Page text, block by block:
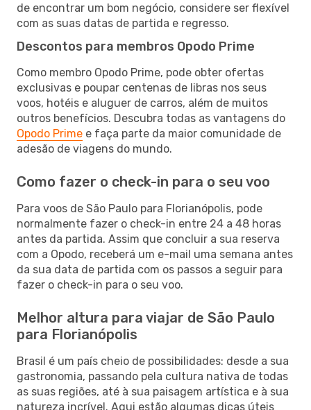
de encontrar um bom negócio, considere ser flexível
com as suas datas de partida e regresso.
Descontos para membros Opodo Prime
Como membro Opodo Prime, pode obter ofertas
exclusivas e poupar centenas de libras nos seus
voos, hotéis e aluguer de carros, além de muitos
outros benefícios. Descubra todas as vantagens do
Opodo Prime e faça parte da maior comunidade de
adesão de viagens do mundo.
Como fazer o check-in para o seu voo
Para voos de São Paulo para Florianópolis, pode
normalmente fazer o check-in entre 24 a 48 horas
antes da partida. Assim que concluir a sua reserva
com a Opodo, receberá um e-mail uma semana antes
da sua data de partida com os passos a seguir para
fazer o check-in para o seu voo.
Melhor altura para viajar de São Paulo
para Florianópolis
Brasil é um país cheio de possibilidades: desde a sua
gastronomia, passando pela cultura nativa de todas
as suas regiões, até à sua paisagem artística e à sua
natureza incrível. Aqui estão algumas dicas úteis